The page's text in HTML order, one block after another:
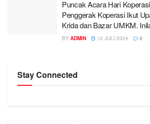
Puncak Acara Hari
Penggerak Koperasi Ikut
Krida dan Bazar UMKM.
BY ADMIN 12 JULI 2024 0
Stay Connected